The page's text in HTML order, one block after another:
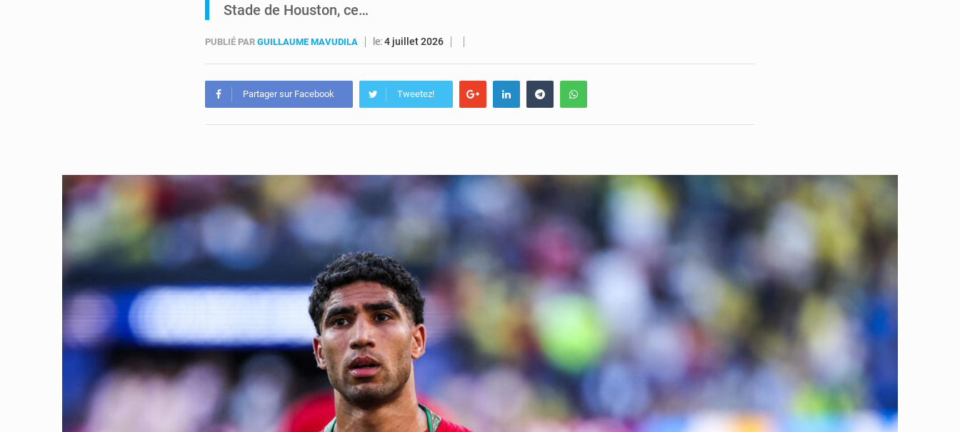
Stade de Houston, ce…
PUBLIÉ PAR GUILLAUME MAVUDILA le:4 juillet 2026
Partager sur Facebook Tweetez!